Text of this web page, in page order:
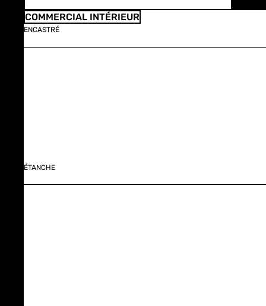
COMMERCIAL INTÉRIEUR
ENCASTRÉ
ÉTANCHE